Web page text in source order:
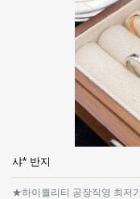
샤* 반지
★하이퀄리티 공장직영 최저